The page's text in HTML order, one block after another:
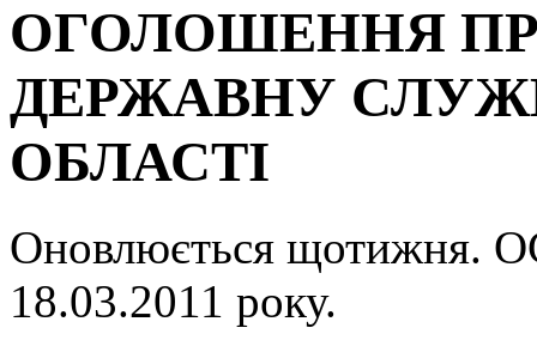
ОГОЛОШЕННЯ
ДЕРЖАВНУ
ОБЛАСТІ
Оновлюється
18.03.2011 року.